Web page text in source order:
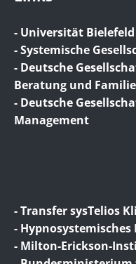
- Universität Bielefeld
- Systemische
- Deutsche
Beratung und
- Deutsche
Management
- Transfer sysTelios
-
- Milton-Erickson-